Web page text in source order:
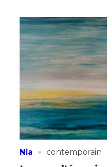
Nia · contemporain